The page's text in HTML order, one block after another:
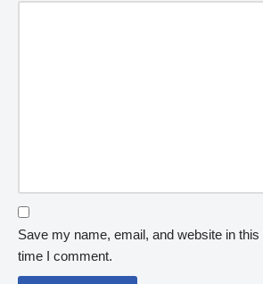
Save my name, email, and website in
time I comment.